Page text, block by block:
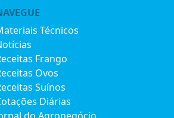
Técnicos
Frango
Ovos
Suínos
Diárias